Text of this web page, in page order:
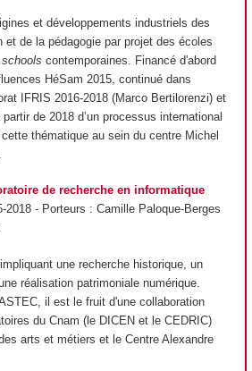
et développements industriels des
et de la pédagogie par projet des écoles
contemporaines. Financé d'abord
HéSam 2015, continué dans
IFRIS 2016-2018 (Marco Bertilorenzi) et
de 2018 d’un processus international
thématique au sein du centre Michel
de recherche en informatique
2018 - Porteurs : Camille Paloque-Berges
une recherche historique, un
réalisation patrimoniale numérique.
il est le fruit d'une collaboration
du Cnam (le DICEN et le CEDRIC)
arts et métiers et le Centre Alexandre